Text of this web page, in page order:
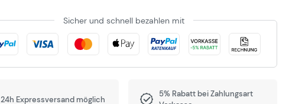
Sicher und schnell bezahlen mit
24h Expressversand möglich
5% Rabatt bei Zahlungsart